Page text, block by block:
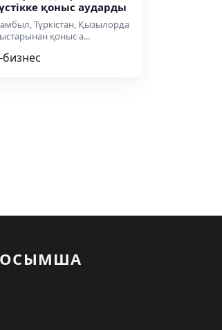
қоныс аударды
Түркістан, Қызылорда
қоныс а...